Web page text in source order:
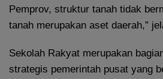
Pemprov, struktur tanah tidak
tanah merupakan aset daerah,”
Sekolah Rakyat merupakan
strategis pemerintah pusat yang